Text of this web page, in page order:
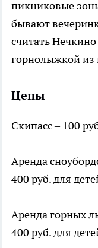
пикниковые
бывают
считать
горнолыжкой
Цены
Скипасс – 100
Аренда
400 руб. для
Аренда горных
400 руб. для